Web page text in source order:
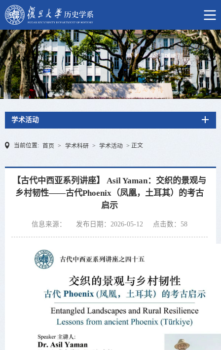
学术活动
当前位置: 首页 > 学术科研 > 学术活动 > 正文
【古代中西亚系列讲座】 Asil Yaman：交织的景观与
乡村韧性——古代Phoenix（凤凰，土耳其）的考古
启示
信息来源： 发布日期：2026-05-12 点击数： 58